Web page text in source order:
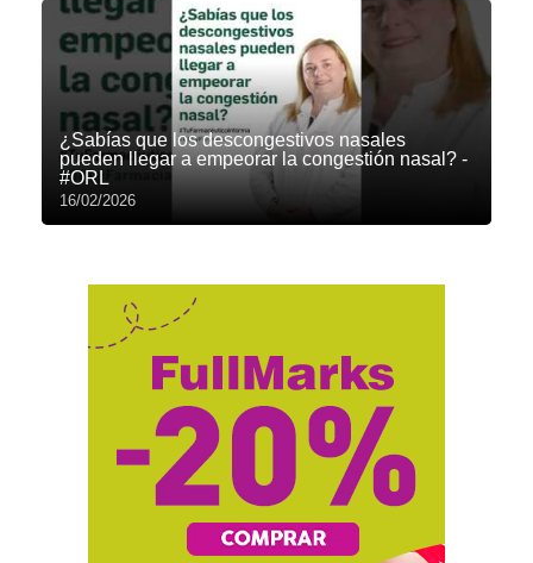
¿Sabías que los descongestivos nasales
pueden llegar a empeorar la congestión nasal? -
#ORL
16/02/2026